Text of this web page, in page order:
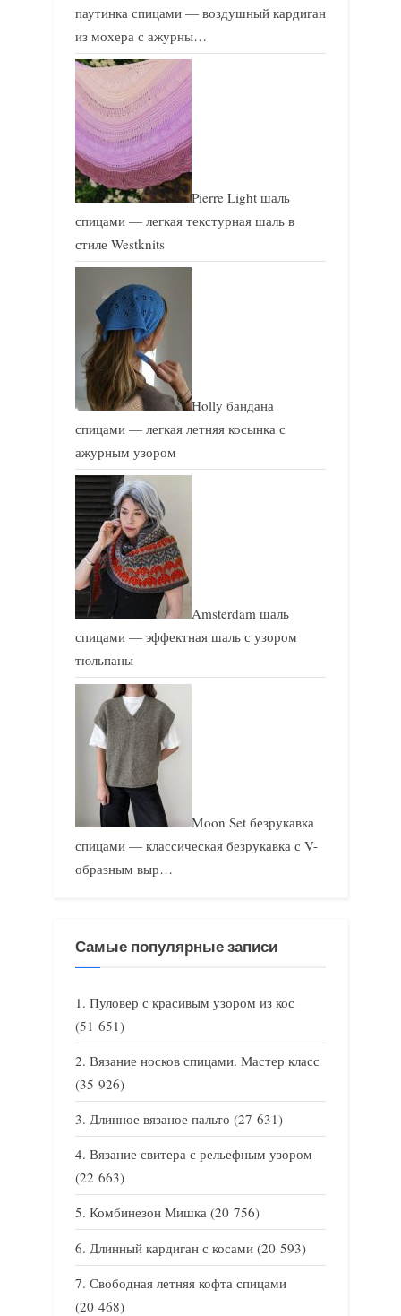
паутинка спицами — воздушный кардиган
из мохера с ажурны…
Pierre Light шаль
спицами — легкая текстурная шаль в
стиле Westknits
Holly бандана
спицами — легкая летняя косынка с
ажурным узором
Amsterdam шаль
спицами — эффектная шаль с узором
тюльпаны
Moon Set безрукавка
спицами — классическая безрукавка с V-
образным выр…
Самые популярные записи
Пуловер с красивым узором из кос
(51 651)
Вязание носков спицами. Мастер класс
(35 926)
Длинное вязаное пальто (27 631)
Вязание свитера с рельефным узором
(22 663)
Комбинезон Мишка (20 756)
Длинный кардиган с косами (20 593)
Свободная летняя кофта спицами
(20 468)